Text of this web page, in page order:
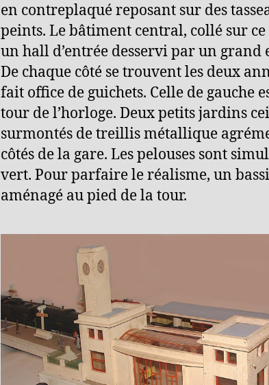
en contreplaqué reposant sur des
peints. Le bâtiment central, collé sur
un hall d’entrée desservi par un grand
De chaque côté se trouvent les deux
fait office de guichets. Celle de gauche
tour de l’horloge. Deux petits jardins
surmontés de treillis métallique
côtés de la gare. Les pelouses sont
vert. Pour parfaire le réalisme, un
aménagé au pied de la tour.